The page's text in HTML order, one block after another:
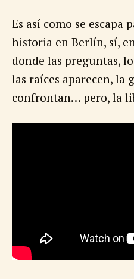
Es así como se escapa
historia en Berlín, sí,
donde las preguntas,
las raíces aparecen, la
confrontan… pero, la